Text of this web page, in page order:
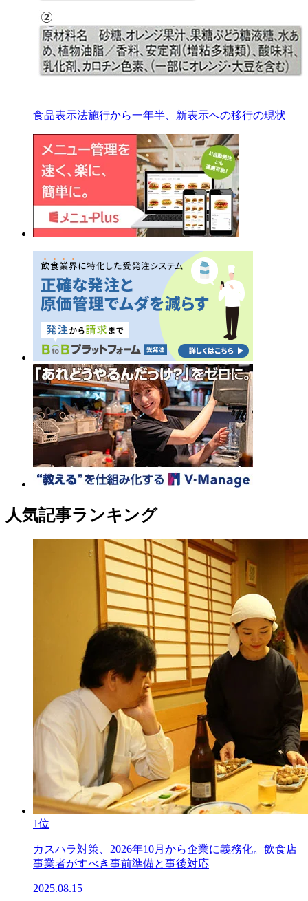
食品表示法施行から一年半、新表示への移行の現状
人気記事ランキング
1位
カスハラ対策、2026年10月から企業に義務化。飲食店
事業者がすべき事前準備と事後対応
2025.08.15